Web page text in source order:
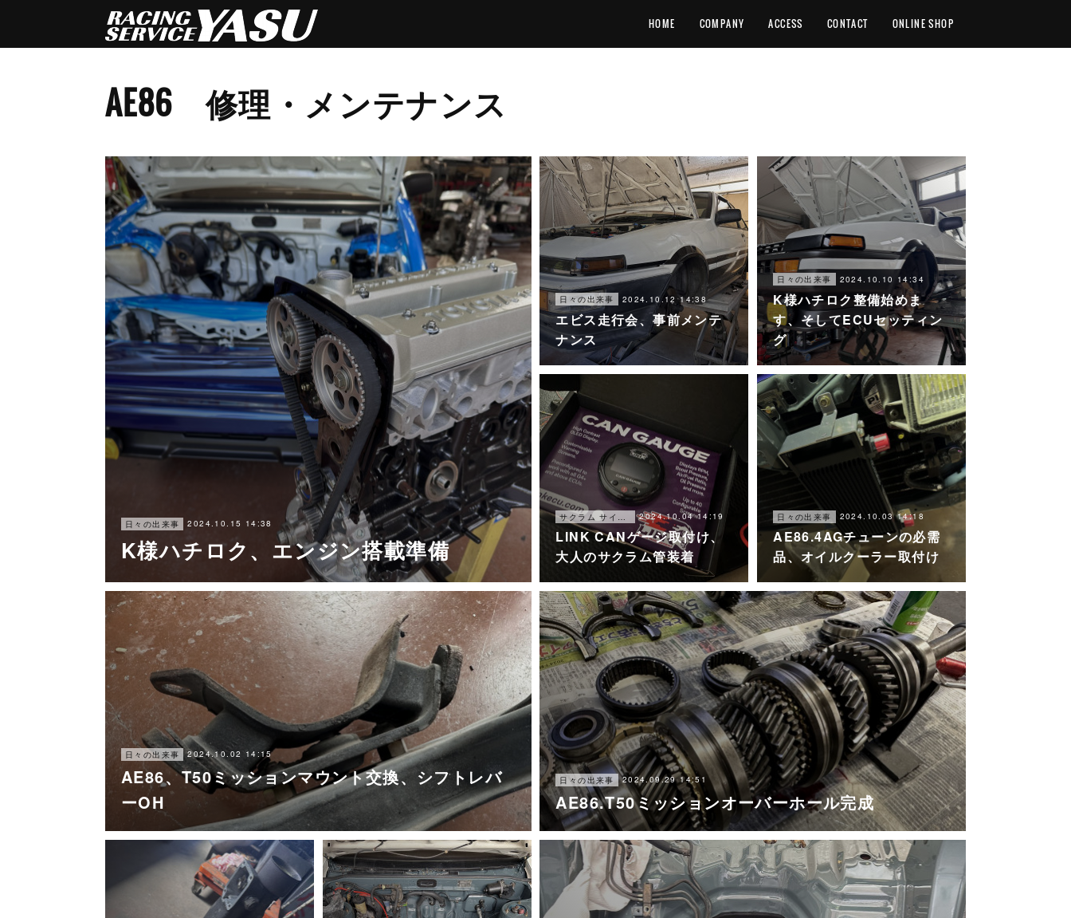
HOME COMPANY ACCESS CONTACT ONLINE SHOP
AE86 修理・メンテナンス
日々の出来事 2024.10.15 14:38
K様ハチロク、エンジン搭載準備
日々の出来事 2024.10.12 14:38
エビス走行会、事前メンテ
ナンス
日々の出来事 2024.10.10 14:34
K様ハチロク整備始めま
す、そしてECUセッティン
グ
2024.10.04 14:19
LINK CANゲージ取付け、
大人のサクラム管装着
日々の出来事 2024.10.03 14:18
AE86.4AGチューンの必需
品、オイルクーラー取付け
日々の出来事 2024.10.02 14:15
AE86、T50ミッションマウント交換、シフトレバ
ーOH
日々の出来事 2024.09.29 14:51
AE86.T50ミッションオーバーホール完成